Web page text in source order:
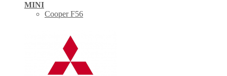
MINI
Cooper F56